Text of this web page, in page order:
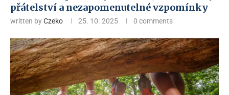
přátelství a nezapomenutelné vzpomínky
written byCzeko 25. 10. 2025 0 comments